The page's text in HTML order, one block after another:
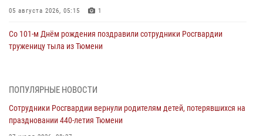
05 августа 2026, 05:15 1
Со 101-м Днём рождения поздравили сотрудники Росгвардии
труженицу тыла из Тюмени
Спецназ Росгвардии провел комплексную тренировку в полевых
04 августа 2026, 06:28 4
ПОПУЛЯРНЫЕ НОВОСТИ
Сотрудники Росгвардии вернули родителям детей, потерявшихся на
праздновании 440-летия Тюмени